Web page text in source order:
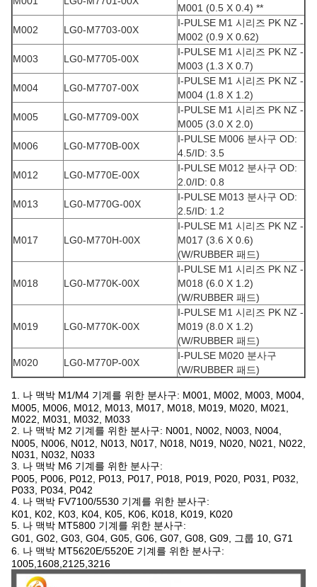
M001 (0.5 X 0.4) **
M002
LG0-M7703-00X
I-PULSE M1 시리즈 PK NZ -
M002 (0.9 X 0.62)
M003
LG0-M7705-00X
I-PULSE M1 시리즈 PK NZ -
M003 (1.3 X 0.7)
M004
LG0-M7707-00X
I-PULSE M1 시리즈 PK NZ -
M004 (1.8 X 1.2)
M005
LG0-M7709-00X
I-PULSE M1 시리즈 PK NZ -
M005 (3.0 X 2.0)
M006
LG0-M770B-00X
I-PULSE M006 분사구 OD:
4.5/ID: 3.5
M012
LG0-M770E-00X
I-PULSE M012 분사구 OD:
2.0/ID: 0.8
M013
LG0-M770G-00X
I-PULSE M013 분사구 OD:
2.5/ID: 1.2
M017 LG0-M770H-00X
I-PULSE M1 시리즈 PK NZ -
M017 (3.6 X 0.6)
(W/RUBBER 패드)
M018 LG0-M770K-00X
I-PULSE M1 시리즈 PK NZ -
M018 (6.0 X 1.2)
(W/RUBBER 패드)
M019 LG0-M770K-00X
I-PULSE M1 시리즈 PK NZ -
M019 (8.0 X 1.2)
(W/RUBBER 패드)
M020
LG0-M770P-00X
I-PULSE M020 분사구
(W/RUBBER 패드)
1. 나 맥박 M1/M4 기계를 위한 분사구: M001, M002, M003, M004,
M005, M006, M012, M013, M017, M018, M019, M020, M021,
M022, M031, M032, M033
2. 나 맥박 M2 기계를 위한 분사구: N001, N002, N003, N004,
N005, N006, N012, N013, N017, N018, N019, N020, N021, N022,
N031, N032, N033
3. 나 맥박 M6 기계를 위한 분사구:
P005, P006, P012, P013, P017, P018, P019, P020, P031, P032,
P033, P034, P042
4. 나 맥박 FV7100/5530 기계를 위한 분사구:
K01, K02, K03, K04, K05, K06, K018, K019, K020
5. 나 맥박 MT5800 기계를 위한 분사구:
G01, G02, G03, G04, G05, G06, G07, G08, G09, 그룹 10, G71
6. 나 맥박 MT5620E/5520E 기계를 위한 분사구:
1005,1608,2125,3216